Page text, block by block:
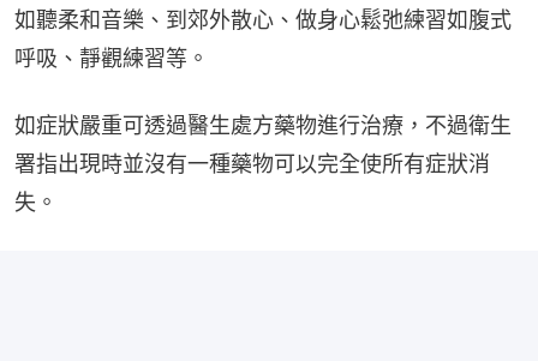
如聽柔和音樂、到郊外散心、做身心鬆弛練習如腹式
呼吸、靜觀練習等。
如症狀嚴重可透過醫生處方藥物進行治療，不過衛生
署指出現時並沒有一種藥物可以完全使所有症狀消
失。